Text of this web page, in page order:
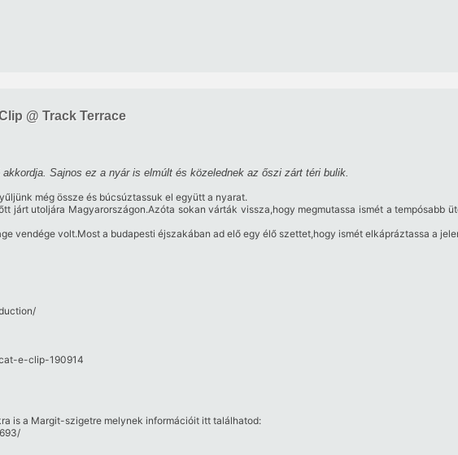
@ Track Terrace
Sajnos ez a nyár is elmúlt és közelednek az őszi zárt téri bulik.
még össze és búcsúztassuk el együtt a nyarat.
járt utoljára Magyarországon.Azóta sokan várták vissza,hogy megmutassa ismét a tempósabb
vendége volt.Most a budapesti éjszakában ad elő egy élő szettet,hogy ismét elkápráztassa a
e-clip-190914
is a Margit-szigetre melynek információit itt találhatod: